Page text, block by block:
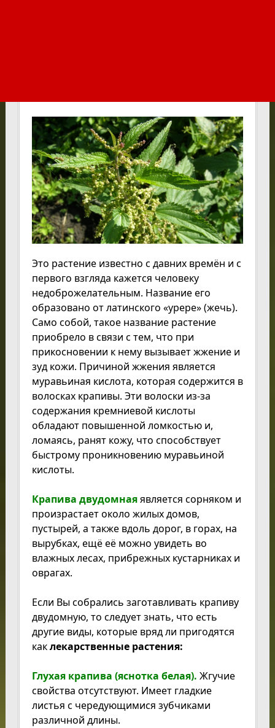
Это растение известно с давних времён и с
первого взгляда кажется человеку
недоброжелательным. Название его
образовано от латинского «урере» (жечь).
Само собой, такое название растение
приобрело в связи с тем, что при
прикосновении к нему вызывает жжение и
зуд кожи. Причиной жжения является
муравьиная кислота, которая содержится в
волосках крапивы. Эти волоски из-за
содержания кремниевой кислоты
обладают повышенной ломкостью и,
ломаясь, ранят кожу, что способствует
быстрому проникновению муравьиной
кислоты.
Крапива двудомнаяявляется сорняком и
произрастает около жилых домов,
пустырей, а также вдоль дорог, в горах, на
вырубках, ещё её можно увидеть во
влажных лесах, прибрежных кустарниках и
оврагах.
Если Вы собрались заготавливать крапиву
двудомную, то следует знать, что есть
другие виды, которые вряд ли пригодятся
каклекарственные растения:
Глухая крапива (яснотка белая). Жгучие
свойства отсутствуют. Имеет гладкие
листья с чередующимися зубчиками
различной длины.